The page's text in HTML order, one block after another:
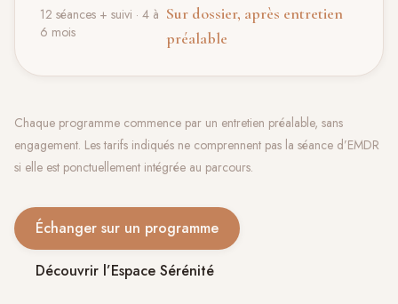
12 séances + suivi · 4 à
6 mois
Sur dossier, après entretien
préalable
Chaque programme commence par un entretien préalable, sans
engagement. Les tarifs indiqués ne comprennent pas la séance d’EMDR
si elle est ponctuellement intégrée au parcours.
Échanger sur un programme
Découvrir l’Espace Sérénité